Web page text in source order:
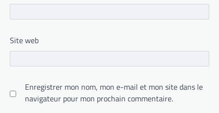
Site web
Enregistrer mon nom, mon e-mail et mon site dans le
navigateur pour mon prochain commentaire.